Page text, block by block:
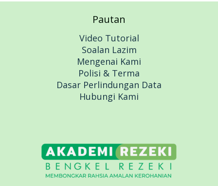
Pautan
Video Tutorial
Soalan Lazim
Mengenai Kami
Polisi & Terma
Dasar Perlindungan Data
Hubungi Kami